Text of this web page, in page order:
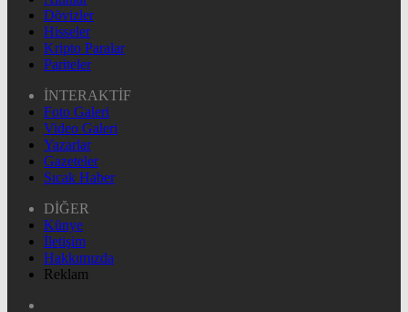
Dövizler
Hisseler
Kripto Paralar
Pariteler
İNTERAKTİF
Foto Galeri
Video Galeri
Yazarlar
Gazeteler
Sıcak Haber
DİĞER
Künye
İletişim
Hakkımızda
Reklam